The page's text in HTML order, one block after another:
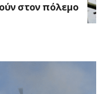
στον πόλεμο